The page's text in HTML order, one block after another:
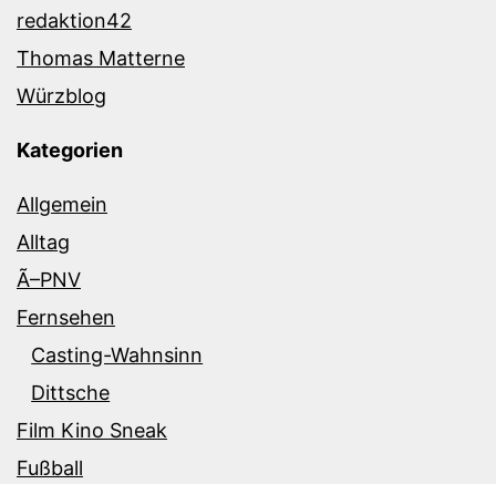
redaktion42
Thomas Matterne
Würzblog
Kategorien
Allgemein
Alltag
Ã–PNV
Fernsehen
Casting-Wahnsinn
Dittsche
Film Kino Sneak
Fußball